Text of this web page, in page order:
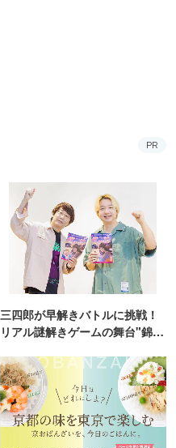
PR
三四郎が早解きバトルに挑戦！
リアル謎解きゲームの舞台"錦糸